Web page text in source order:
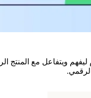
ويتفاعل مع